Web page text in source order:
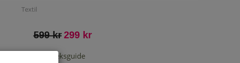
Textil
599 kr 299 kr
Storleksguide